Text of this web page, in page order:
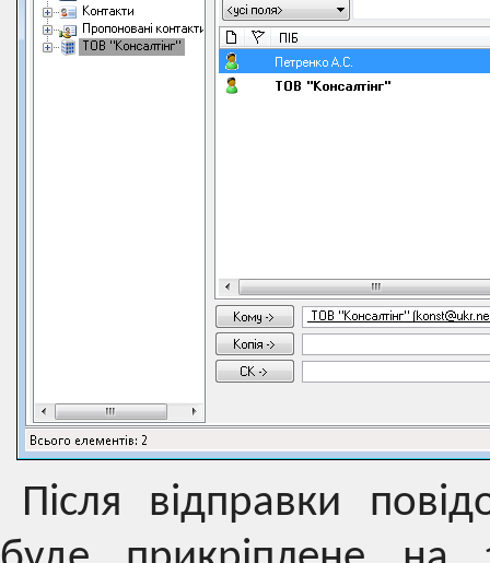
Після відправки